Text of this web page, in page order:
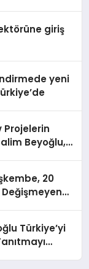
giriş
yeni
Projelerin
Beyoğlu,
20
Değişmeyen
Türkiye’yi